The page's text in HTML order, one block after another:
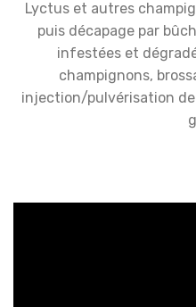
Lyctus et autres
puis décapage par
infestées et
champignons,
injection/pulvérisation